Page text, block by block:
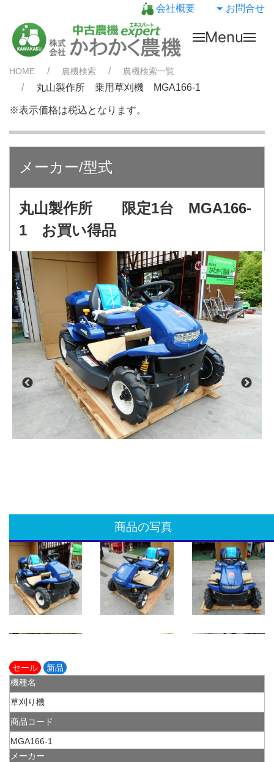
会社概要 お問合せ
Menu
HOME 農機検索 農機検索一覧
丸山製作所 乗用草刈機 MGA166-1
※表示価格は税込となります。
メーカー/型式
丸山製作所 限定1台 MGA166-
1 お買い得品
商品の写真
セール
新品
機種名
草刈り機
商品コード
MGA166-1
メーカー